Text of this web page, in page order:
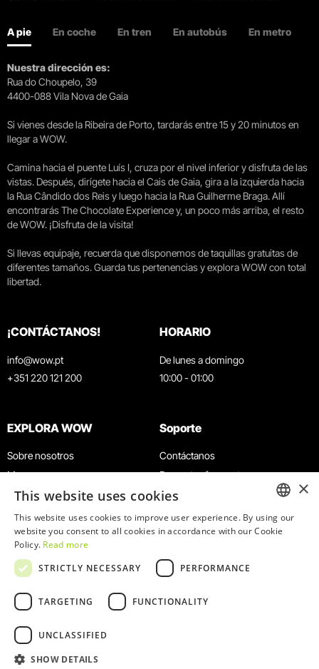
A pie En coche En tren En autobús En metro
Nuestra dirección es:
Rua do Choupelo, 39
4400-088 Vila Nova de Gaia
Si vienes desde la Ribeira de Porto, tardarás entre 15 y 20 minutos en
llegar a WOW.
Camina hacia el puente Luís I, cruza por el nivel inferior y disfruta de las
vistas. Después, dirígete hacia el Cais de Gaia, gira a la izquierda hacia
la Rua Cândido dos Reis y luego hacia la Rua Guilherme Braga. Allí
encontrarás The Chocolate Experience y, un poco más arriba, el resto
de WOW. ¡Disfruta de la visita!
Si llevas equipaje, recuerda que disponemos de taquillas gratuitas de
diferentes tamaños. Guarda tus pertenencias y explora WOW con total
libertad.
¡CONTÁCTANOS!
info@wow.pt
+351 220 121 200
HORARIO
De lunes a domingo
10:00 - 01:00
EXPLORA WOW
Sobre nosotros
Museos
Agenda
Noticias
Restaurantes
Tarjeta WOW
Grupos y eventos
Servicio educativo
Soporte
Contáctanos
Preguntas frecuentes
Términos y condiciones
Política de privacidad y cookies
Trabaja con nosotros
Libro de reclamaciones
© 2026
ENGLISH
×
This website uses cookies
This website uses cookies to improve user experience. By using our
website you consent to all cookies in accordance with our Cookie
Policy. Read more
STRICTLY NECESSARY
PERFORMANCE
TARGETING FUNCTIONALITY
UNCLASSIFIED
SHOW DETAILS